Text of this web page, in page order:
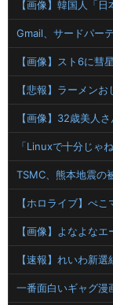
「Linuxで十分じゃ
【画像】よなよな
一番面白いギャグ漫